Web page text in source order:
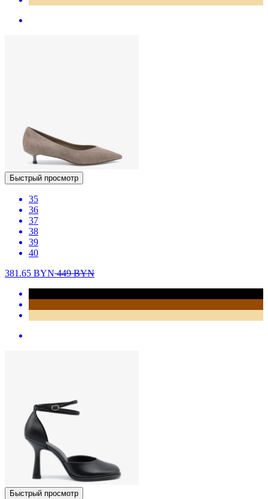
Быстрый просмотр
35
36
37
38
39
40
381.65 BYN449BYN
Быстрый просмотр